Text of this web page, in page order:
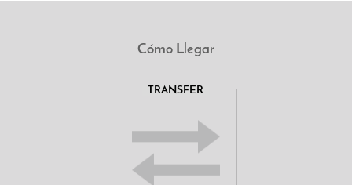
Cómo Llegar
TRANSFER